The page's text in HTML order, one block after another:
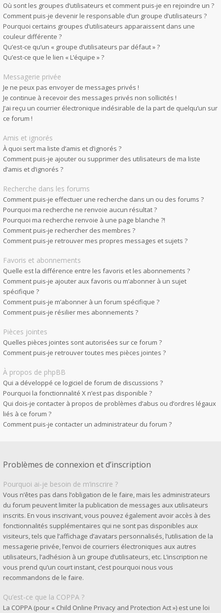
Où sont les groupes d’utilisateurs et comment puis-je en rejoindre un ?
Comment puis-je devenir le responsable d’un groupe d’utilisateurs ?
Pourquoi certains groupes d’utilisateurs apparaissent dans une
couleur différente ?
Qu’est-ce qu’un « groupe d’utilisateurs par défaut » ?
Qu’est-ce que le lien « L’équipe » ?
Messagerie privée
Je ne peux pas envoyer de messages privés !
Je continue à recevoir des messages privés non sollicités !
J’ai reçu un courrier électronique indésirable de la part de quelqu’un sur
ce forum !
Amis et ignorés
À quoi sert ma liste d’amis et d’ignorés ?
Comment puis-je ajouter ou supprimer des utilisateurs de ma liste
d’amis et d’ignorés ?
Recherche dans les forums
Comment puis-je effectuer une recherche dans un ou des forums ?
Pourquoi ma recherche ne renvoie aucun résultat ?
Pourquoi ma recherche renvoie à une page blanche ?!
Comment puis-je rechercher des membres ?
Comment puis-je retrouver mes propres messages et sujets ?
Favoris et abonnements
Quelle est la différence entre les favoris et les abonnements ?
Comment puis-je ajouter aux favoris ou m’abonner à un sujet
spécifique ?
Comment puis-je m’abonner à un forum spécifique ?
Comment puis-je résilier mes abonnements ?
Pièces jointes
Quelles pièces jointes sont autorisées sur ce forum ?
Comment puis-je retrouver toutes mes pièces jointes ?
À propos de phpBB
Qui a développé ce logiciel de forum de discussions ?
Pourquoi la fonctionnalité X n’est pas disponible ?
Qui dois-je contacter à propos de problèmes d’abus ou d’ordres légaux
liés à ce forum ?
Comment puis-je contacter un administrateur du forum ?
Problèmes de connexion et d’inscription
Pourquoi ai-je besoin de m’inscrire ?
Vous n’êtes pas dans l’obligation de le faire, mais les administrateurs
du forum peuvent limiter la publication de messages aux utilisateurs
inscrits. En vous inscrivant, vous pouvez également avoir accès à des
fonctionnalités supplémentaires qui ne sont pas disponibles aux
visiteurs, tels que l’affichage d’avatars personnalisés, l’utilisation de la
messagerie privée, l’envoi de courriers électroniques aux autres
utilisateurs, l’adhésion à un groupe d’utilisateurs, etc. L’inscription ne
vous prend qu’un court instant, c’est pourquoi nous vous
recommandons de le faire.
Qu’est-ce que la COPPA ?
La COPPA (pour « Child Online Privacy and Protection Act ») est une loi